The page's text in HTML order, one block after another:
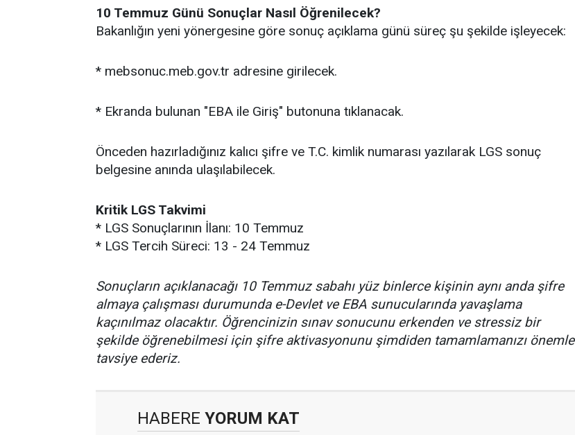
10 Temmuz Günü Sonuçlar Nasıl Öğrenilecek?
Bakanlığın yeni yönergesine göre sonuç açıklama günü süreç şu şekilde işleyecek:
* mebsonuc.meb.gov.tr adresine girilecek.
* Ekranda bulunan "EBA ile Giriş" butonuna tıklanacak.
Önceden hazırladığınız kalıcı şifre ve T.C. kimlik numarası yazılarak LGS sonuç
belgesine anında ulaşılabilecek.
Kritik LGS Takvimi
* LGS Sonuçlarının İlanı: 10 Temmuz
* LGS Tercih Süreci: 13 - 24 Temmuz
Sonuçların açıklanacağı 10 Temmuz sabahı yüz binlerce kişinin aynı anda şifre
almaya çalışması durumunda e-Devlet ve EBA sunucularında yavaşlama
kaçınılmaz olacaktır. Öğrencinizin sınav sonucunu erkenden ve stressiz bir
şekilde öğrenebilmesi için şifre aktivasyonunu şimdiden tamamlamanızı önemle
tavsiye ederiz.
HABERE YORUM KAT